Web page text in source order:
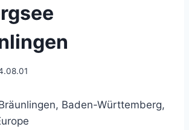
Baden-Württemberg,